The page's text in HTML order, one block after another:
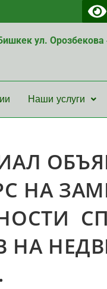
ул. Орозбекова
Наши услуги
НА
НА